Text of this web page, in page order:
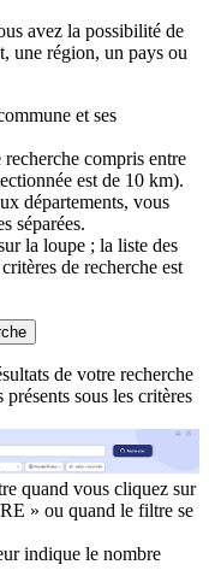
avez la possibilité de
une région, un pays ou
et ses
compris entre
est de 10 km).
départements, vous
séparées.
la loupe ; la liste des
de recherche est
de votre recherche
sous les critères
quand vous cliquez sur
» ou quand le filtre se
indique le nombre